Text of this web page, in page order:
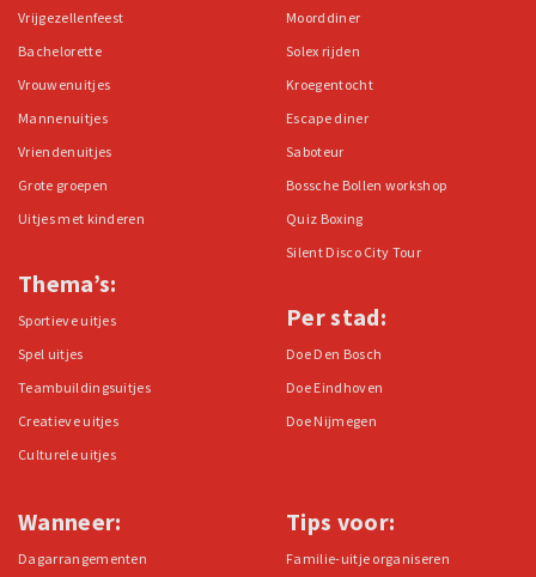
Vrijgezellenfeest
Bachelorette
Vrouwenuitjes
Mannenuitjes
Vriendenuitjes
Grote groepen
Uitjes met kinderen
Thema’s:
Sportieve uitjes
Spel uitjes
Teambuildingsuitjes
Creatieve uitjes
Culturele uitjes
Moorddiner
Solex rijden
Kroegentocht
Escape diner
Saboteur
Bossche Bollen workshop
Quiz Boxing
Silent Disco City Tour
Per stad:
Doe Den Bosch
Doe Eindhoven
Doe Nijmegen
Wanneer:
Dagarrangementen
Tips voor:
Familie-uitje organiseren